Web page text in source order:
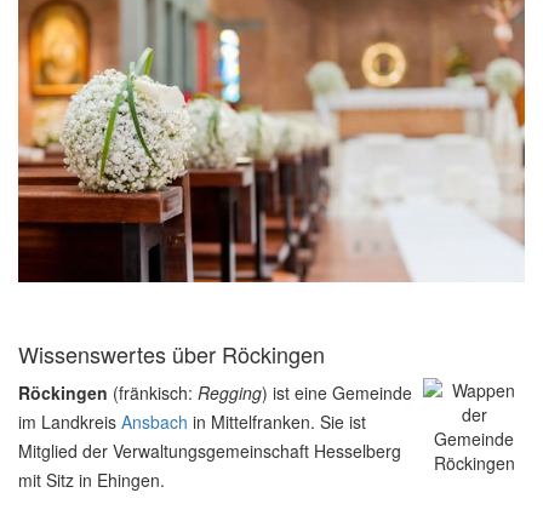
Wissenswertes über Röckingen
Röckingen (fränkisch: Regging) ist eine Gemeinde
im Landkreis Ansbach in Mittelfranken. Sie ist
Mitglied der Verwaltungsgemeinschaft Hesselberg
mit Sitz in Ehingen.